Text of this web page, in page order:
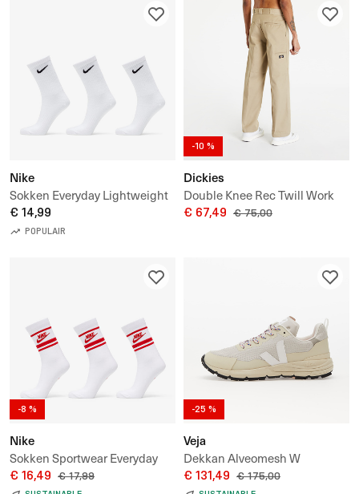
Nike
Sokken Everyday Lightweight
Training Crew Socks 3-Pack
€ 14,99
POPULAIR
-10 %
Dickies
Double Knee Rec Twill Work
Pants
€ 67,49 € 75,00
-8 %
Nike
Sokken Sportwear Everyday
Essential Crew 3-Pack Socks
€ 16,49 € 17,99
-25 %
Veja
Dekkan Alveomesh W
€ 131,49 € 175,00